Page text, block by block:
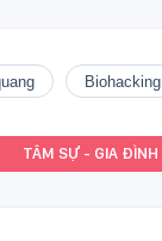
Biohacking
TÂM SỰ - GIA ĐÌNH